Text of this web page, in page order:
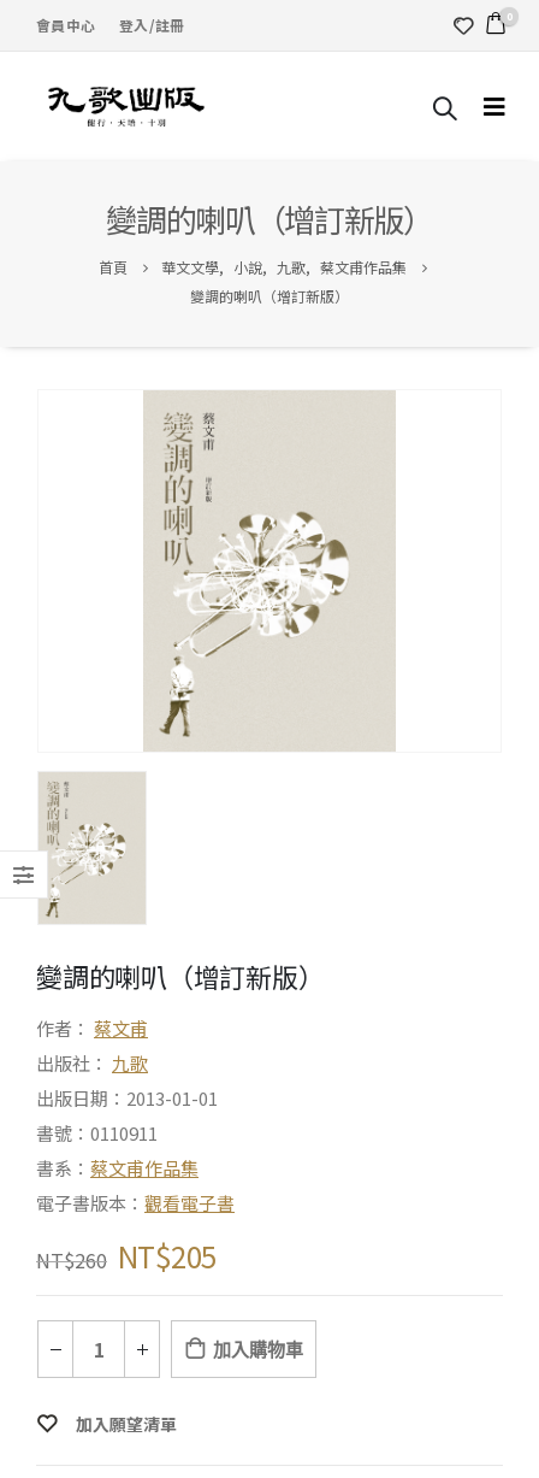
會員中心 登入/註冊 0
變調的喇叭（增訂新版）
首頁 華文文學, 小說, 九歌, 蔡文甫作品集
變調的喇叭（增訂新版）
變調的喇叭（增訂新版）
作者： 蔡文甫
出版社： 九歌
出版日期：2013-01-01
書號：0110911
書系： 蔡文甫作品集
電子書版本： 觀看電子書
NT$260 NT$205
加入購物車
加入願望清單